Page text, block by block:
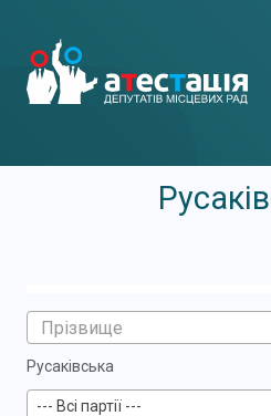
Русаківська
--- Всі партії ---